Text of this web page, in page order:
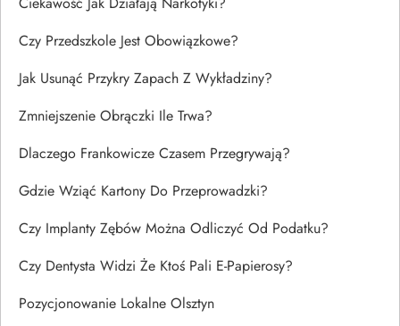
Czy Przedszkole Jest Obowiązkowe?
Jak Usunąć Przykry Zapach Z Wykładziny?
Zmniejszenie Obrączki Ile Trwa?
Dlaczego Frankowicze Czasem Przegrywają?
Gdzie Wziąć Kartony Do Przeprowadzki?
Czy Implanty Zębów Można Odliczyć Od Podatku?
Czy Dentysta Widzi Że Ktoś Pali E-Papierosy?
Pozycjonowanie Lokalne Olsztyn